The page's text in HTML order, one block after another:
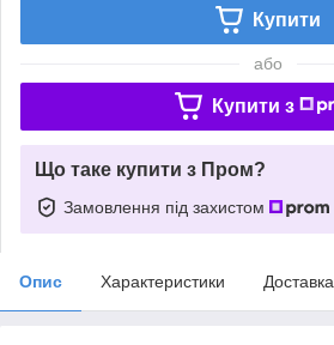
Купити
або
Купити з
Що таке купити з Пром?
Замовлення під захистом
Опис Характеристики Доставка